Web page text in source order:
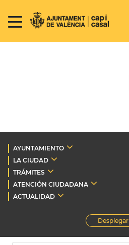
AYUNTAMIENTO
LA CIUDAD
TRÁMITES
ATENCIÓN CIUDADANA
ACTUALIDAD
Desplegar